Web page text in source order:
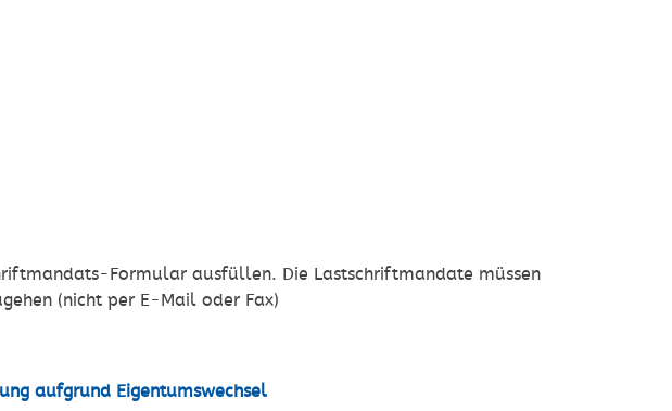
Formular ausfüllen. Die Lastschriftmandate müssen
(nicht per E-Mail oder Fax)
aufgrund Eigentumswechsel